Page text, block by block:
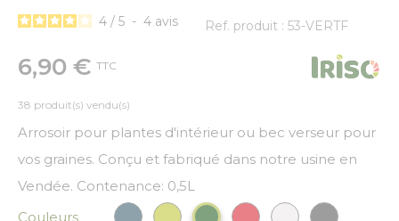
4 / 5 - 4 avis Ref. produit : 53-VERTF
6,90 € TTC
38 produit(s) vendu(s)
Arrosoir pour plantes d'intérieur ou bec verseur pour
vos graines. Conçu et fabriqué dans notre usine en
Vendée. Contenance: 0,5L
Couleurs
Bleu paonVert anis RougeGreigeGris